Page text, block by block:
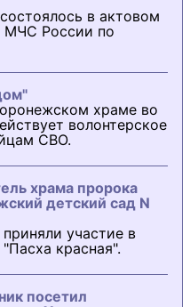
в актовом
МЧС России по
храме во
волонтерское
СВО.
храма пророка
детский сад N
участие в
красная".
посетил